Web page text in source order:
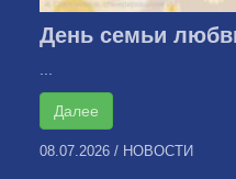
День семьи
Далее
08.07.2026 / НОВОСТИ